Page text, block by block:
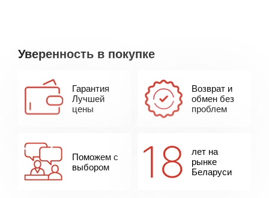
Каналы: 1 инструментальный
Размеры: 364мм(В)х353мм(Ш)х250мм(Г)
Вес: 9,5 кг
Выход на наушники: есть
Защитная противоударная решетка
Производство: Англия, собрано в Китае
Уверенность в покупке
Гарантия
Лучшей
цены
Возврат и
обмен без
проблем
Поможем с
выбором
лет на
рынке
Беларуси